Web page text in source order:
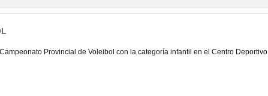
Provincial de Voleibol con la categoría infantil en el Centro Deportivo